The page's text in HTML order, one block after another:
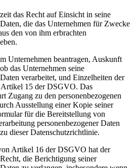
das Recht auf Einsicht in seine
die das Unternehmen für Zwecke
den von ihm erbrachten
Unternehmen beantragen, Auskunft
das Unternehmen seine
verarbeitet, und Einzelheiten der
Artikel 15 der DSGVO. Das
Zugang zu den personenbezogenen
Ausstellung einer Kopie seiner
für die Bereitstellung von
personenbezogener Daten
dieser Datenschutzrichtlinie.
Artikel 16 der DSGVO hat der
die Berichtigung seiner